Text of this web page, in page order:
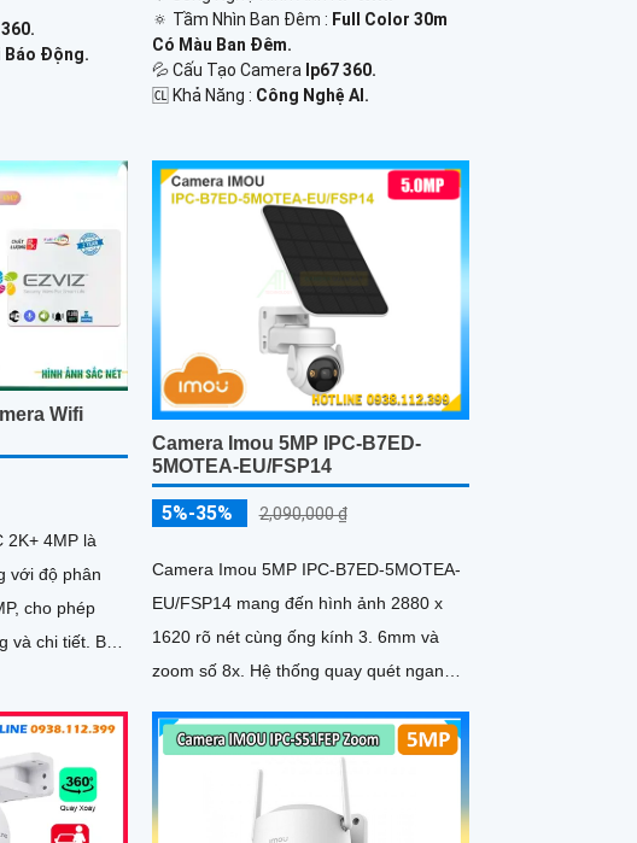
360.
Báo Động.
🔅 Tầm Nhìn Ban Đêm : Full Color 30m
Có Màu Ban Ðêm.
💦 Cấu Tạo Camera Ip67 360.
️🆑 Khả Năng : Công Nghệ AI.
Wifi
2K+ 4MP là
với độ phân
cho phép
chi tiết. Bên
Camera Imou 5MP IPC-B7ED-
5MOTEA-EU/FSP14
5%-35% 2,090,000 ₫
Camera Imou 5MP IPC-B7ED-5MOTEA-
EU/FSP14 mang đến hình ảnh 2880 x
1620 rõ nét cùng ống kính 3. 6mm và
zoom số 8x. Hệ thống quay quét ngang